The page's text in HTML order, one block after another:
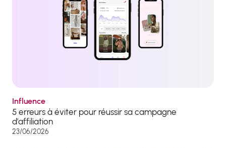
Influence
5 erreurs à éviter pour réussir sa campagne
d’affiliation
23/06/2026